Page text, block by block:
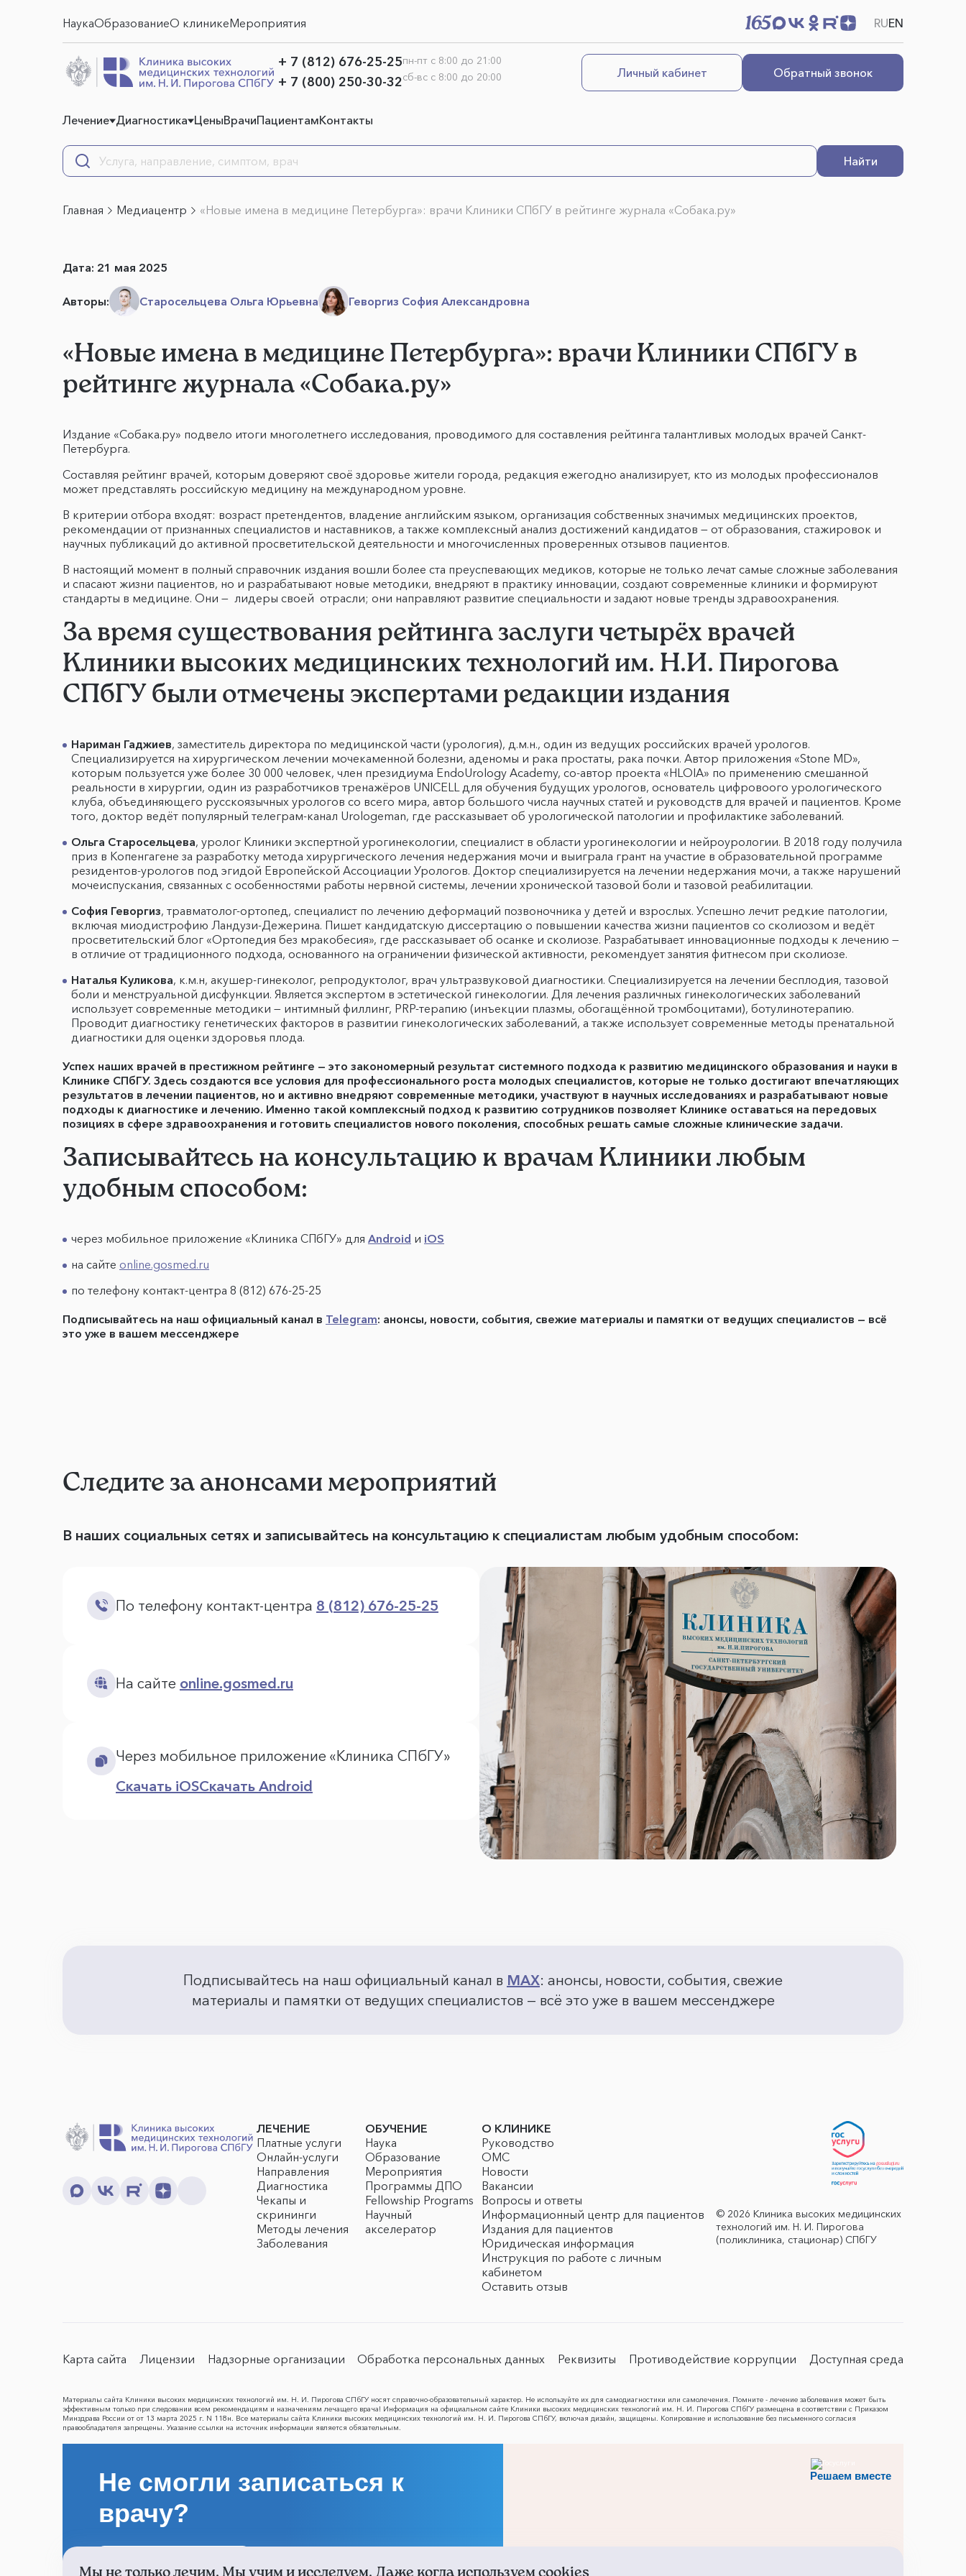
НаукаОбразованиеО клиникеМероприятия RUEN
+ 7 (812) 676-25-25
+ 7 (800) 250-30-32
пн-пт с 8:00 до 21:00
сб-вс с 8:00 до 20:00
Обратный звонок
Личный кабинет
Лечение Диагностика ЦеныВрачиПациентамКонтакты
Найти
Главная Медиацентр «Новые имена в медицине Петербурга»: врачи Клиники СПбГУ в рейтинге журнала «Собака.ру»
Дата: 21 мая 2025
Авторы: Старосельцева Ольга Юрьевна Геворгиз София Александровна
«Новые имена в медицине Петербурга»: врачи Клиники СПбГУ в
рейтинге журнала «Собака.ру»
Издание «Собака.ру» подвело итоги многолетнего исследования, проводимого для составления рейтинга талантливых молодых врачей Санкт-
Петербурга.
Составляя рейтинг врачей, которым доверяют своё здоровье жители города, редакция ежегодно анализирует, кто из молодых профессионалов
может представлять российскую медицину на международном уровне.
В критерии отбора входят: возраст претендентов, владение английским языком, организация собственных значимых медицинских проектов,
рекомендации от признанных специалистов и наставников, а также комплексный анализ достижений кандидатов — от образования, стажировок и
научных публикаций до активной просветительской деятельности и многочисленных проверенных отзывов пациентов.
В настоящий момент в полный справочник издания вошли более ста преуспевающих медиков, которые не только лечат самые сложные заболевания
и спасают жизни пациентов, но и разрабатывают новые методики, внедряют в практику инновации, создают современные клиники и формируют
стандарты в медицине. Они — лидеры своей отрасли; они направляют развитие специальности и задают новые тренды здравоохранения.
За время существования рейтинга заслуги четырёх врачей
Клиники высоких медицинских технологий им. Н.И. Пирогова
СПбГУ были отмечены экспертами редакции издания
Нариман Гаджиев, заместитель директора по медицинской части (урология), д.м.н., один из ведущих российских врачей урологов.
Специализируется на хирургическом лечении мочекаменной болезни, аденомы и рака простаты, рака почки. Автор приложения «Stone MD»,
которым пользуется уже более 30 000 человек, член президиума EndoUrology Academy, со-автор проекта «HLOIA» по применению смешанной
реальности в хирургии, один из разработчиков тренажёров UNICELL для обучения будущих урологов, основатель цифровоого урологического
клуба, объединяющего русскоязычных урологов со всего мира, автор большого числа научных статей и руководств для врачей и пациентов. Кроме
того, доктор ведёт популярный телеграм-канал Urologeman, где рассказывает об урологической патологии и профилактике заболеваний.
Ольга Старосельцева, уролог Клиники экспертной урогинекологии, специалист в области урогинекологии и нейроурологии. В 2018 году получила
приз в Копенгагене за разработку метода хирургического лечения недержания мочи и выиграла грант на участие в образовательной программе
резидентов-урологов под эгидой Европейской Ассоциации Урологов. Доктор специализируется на лечении недержания мочи, а также нарушений
мочеиспускания, связанных с особенностями работы нервной системы, лечении хронической тазовой боли и тазовой реабилитации.
София Геворгиз, травматолог-ортопед, специалист по лечению деформаций позвоночника у детей и взрослых. Успешно лечит редкие патологии,
включая миодистрофию Ландузи-Дежерина. Пишет кандидатскую диссертацию о повышении качества жизни пациентов со сколиозом и ведёт
просветительский блог «Ортопедия без мракобесия», где рассказывает об осанке и сколиозе. Разрабатывает инновационные подходы к лечению —
в отличие от традиционного подхода, основанного на ограничении физической активности, рекомендует занятия фитнесом при сколиозе.
Наталья Куликова, к.м.н, акушер-гинеколог, репродуктолог, врач ультразвуковой диагностики. Специализируется на лечении бесплодия, тазовой
боли и менструальной дисфункции. Является экспертом в эстетической гинекологии. Для лечения различных гинекологических заболеваний
использует современные методики — интимный филлинг, PRP-терапию (инъекции плазмы, обогащённой тромбоцитами), ботулинотерапию.
Проводит диагностику генетических факторов в развитии гинекологических заболеваний, а также использует современные методы пренатальной
диагностики для оценки здоровья плода.
Успех наших врачей в престижном рейтинге — это закономерный результат системного подхода к развитию медицинского образования и науки в
Клинике СПбГУ. Здесь создаются все условия для профессионального роста молодых специалистов, которые не только достигают впечатляющих
результатов в лечении пациентов, но и активно внедряют современные методики, участвуют в научных исследованиях и разрабатывают новые
подходы к диагностике и лечению. Именно такой комплексный подход к развитию сотрудников позволяет Клинике оставаться на передовых
позициях в сфере здравоохранения и готовить специалистов нового поколения, способных решать самые сложные клинические задачи.
Записывайтесь на консультацию к врачам Клиники любым
удобным способом:
через мобильное приложение «Клиника СПбГУ» для Android и iOS
на сайте online.gosmed.ru
по телефону контакт-центра 8 (812) 676-25-25
Подписывайтесь на наш официальный канал в Telegram: анонсы, новости, события, свежие материалы и памятки от ведущих специалистов — всё
это уже в вашем мессенджере
Следите за анонсами мероприятий
В наших социальных сетях и записывайтесь на консультацию к специалистам любым удобным способом:
По телефону контакт-центра 8 (812) 676-25-25
На сайте online.gosmed.ru
Через мобильное приложение «Клиника СПбГУ»
Скачать iOSСкачать Android
Подписывайтесь на наш официальный канал в MAX: анонсы, новости, события, свежие
материалы и памятки от ведущих специалистов — всё это уже в вашем мессенджере
ЛЕЧЕНИЕ
Платные услуги
Онлайн-услуги
Направления
Диагностика
Чекапы и
скрининги
Методы лечения
Заболевания
ОБУЧЕНИЕ
Наука
Образование
Мероприятия
Программы ДПО
Fellowship Programs
Научный
акселератор
О КЛИНИКЕ
Руководство
ОМС
Новости
Вакансии
Вопросы и ответы
Информационный центр для пациентов
Издания для пациентов
Юридическая информация
Инструкция по работе с личным
кабинетом
Оставить отзыв
© 2026 Клиника высоких медицинских
технологий им. Н. И. Пирогова
(поликлиника, стационар) СПбГУ
Карта сайта Лицензии Надзорные организации Обработка персональных данных Реквизиты Противодействие коррупции Доступная среда
Материалы сайта Клиники высоких медицинских технологий им. Н. И. Пирогова СПбГУ носят справочно-образовательный характер. Не используйте их для самодиагностики или самолечения. Помните - лечение заболевания может быть
эффективным только при следовании всем рекомендациям и назначениям лечащего врача! Информация на официальном сайте Клиники высоких медицинских технологий им. Н. И. Пирогова СПбГУ размещена в соответствии с Приказом
Минздрава России от от 13 марта 2025 г. N 118н. Все материалы сайта Клиники высоких медицинских технологий им. Н. И. Пирогова СПбГУ, включая дизайн, защищены. Копирование и использование без письменного согласия
правообладателя запрещены. Указание ссылки на источник информации является обязательным.
Решаем вместе
Не смогли записаться к
врачу?
Написать о проблеме
Мы не только лечим. Мы учим и исследуем. Даже когда используем cookies